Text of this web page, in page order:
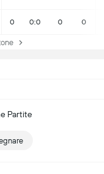
0 0:0 0 0
Partite